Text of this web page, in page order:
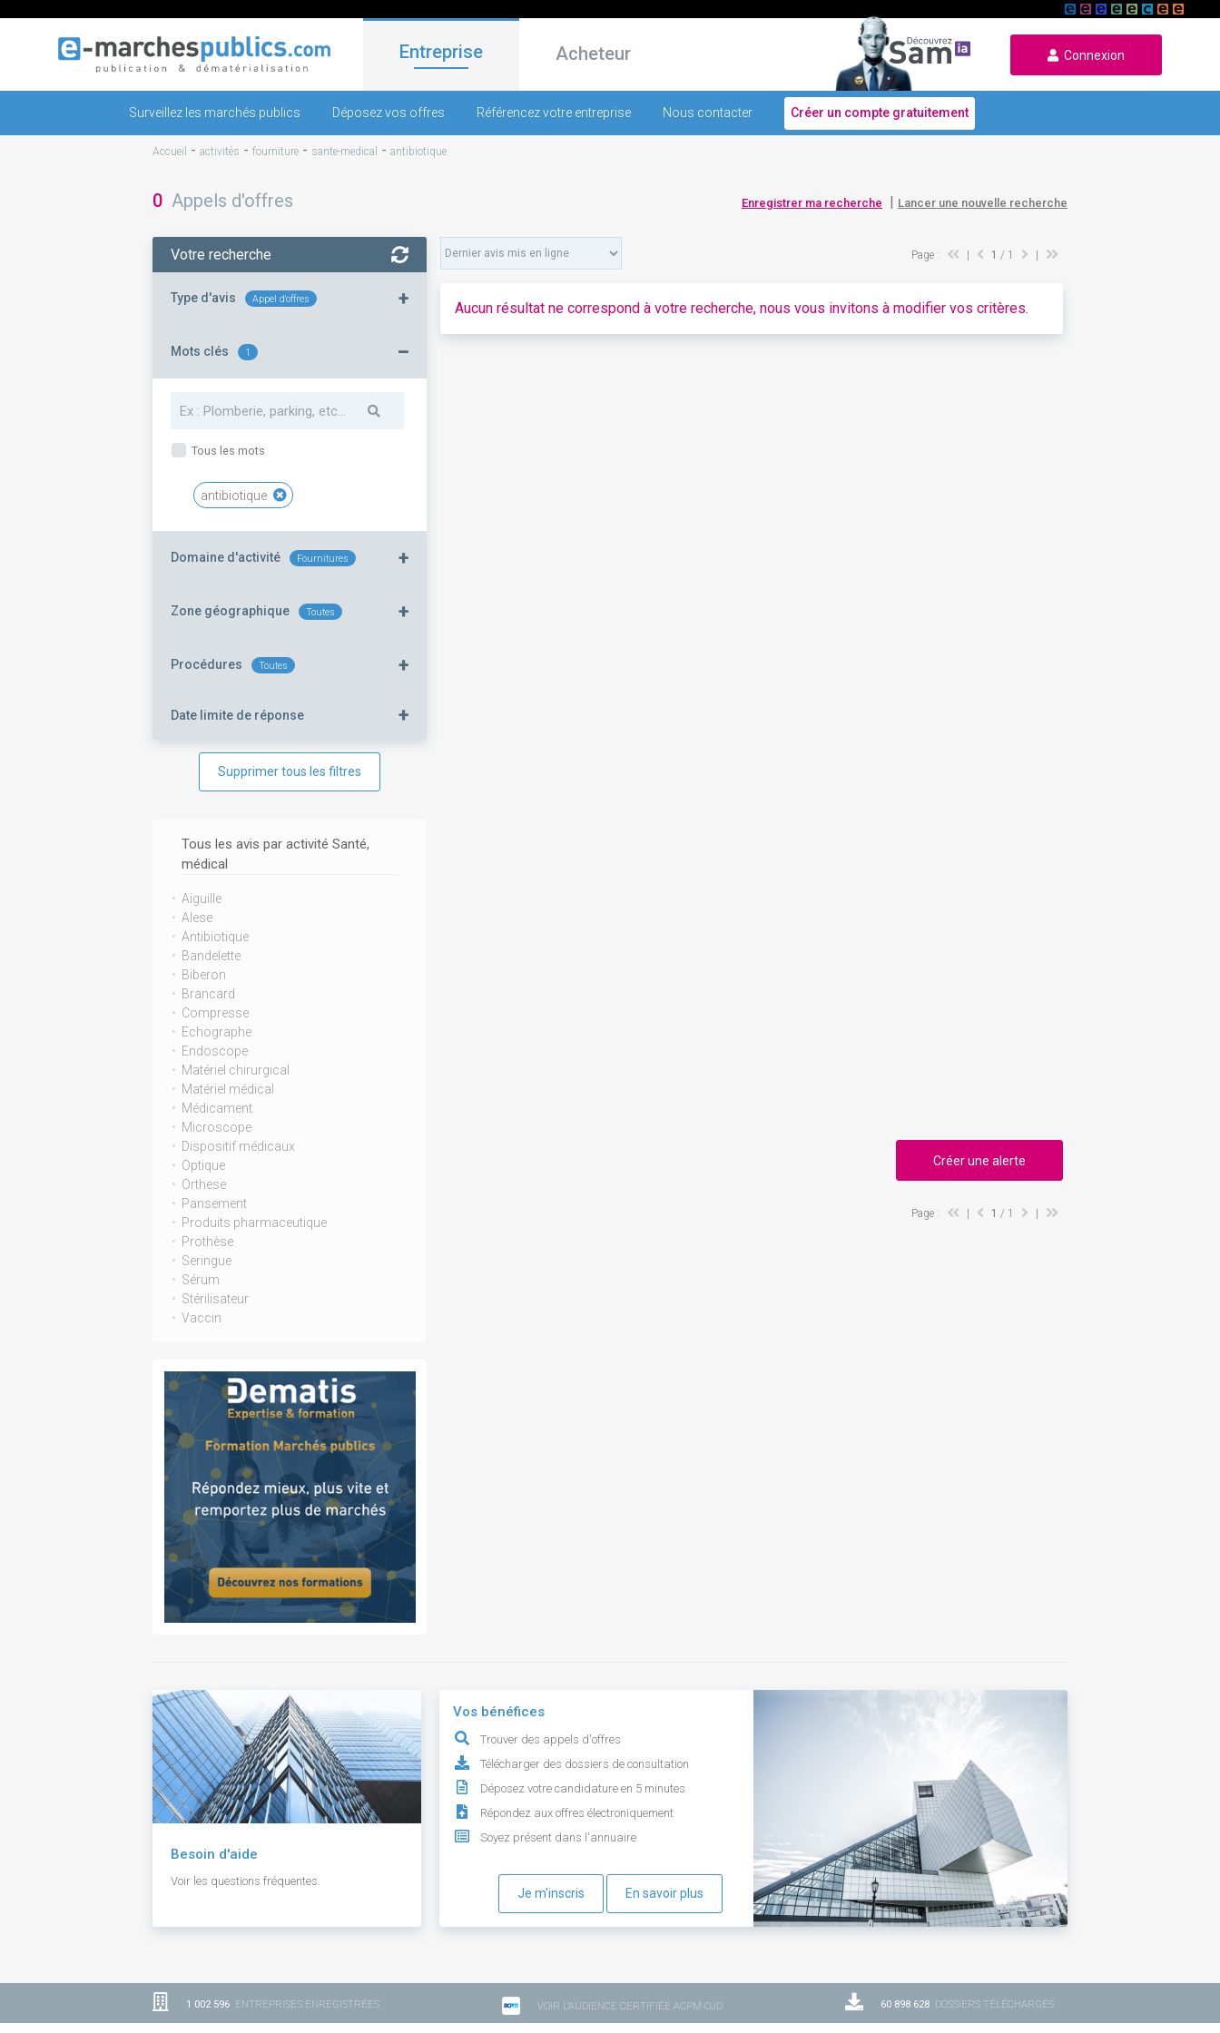
Entreprise Acheteur Connexion
Surveillez les marchés publics Déposez vos offres Référencez votre entreprise Nous contacter Créer un compte gratuitement
Accueil - activités - fourniture - sante-medical - antibiotique
0 Appels d'offres Enregistrer ma recherche | Lancer une nouvelle recherche
Votre recherche
Type d'avis Appel d'offres +
Mots clés 1 –
Tous les mots
antibiotique
Domaine d'activité Fournitures +
Zone géographique Toutes +
Procédures Toutes +
Date limite de réponse +
Supprimer tous les filtres
Tous les avis par activité Santé,
médical
Aiguille
Alese
Antibiotique
Bandelette
Biberon
Brancard
Compresse
Echographe
Endoscope
Matériel chirurgical
Matériel médical
Médicament
Microscope
Dispositif médicaux
Optique
Orthese
Pansement
Produits pharmaceutique
Prothèse
Seringue
Sérum
Stérilisateur
Vaccin
Page : 1 / 1
Aucun résultat ne correspond à votre recherche, nous vous invitons à modifier vos critères.
Créer une alerte
Page : 1 / 1
Besoin d'aide
Voir les questions fréquentes.
Vos bénéfices
Trouver des appels d'offres
Télécharger des dossiers de consultation
Déposez votre candidature en 5 minutes
Répondez aux offres électroniquement
Soyez présent dans l'annuaire
Je m'inscris En savoir plus
1 002 596 ENTREPRISES ENREGISTRÉES VOIR L'AUDIENCE CERTIFIÉE ACPM-OJD 60 898 628 DOSSIERS TÉLÉCHARGÉS